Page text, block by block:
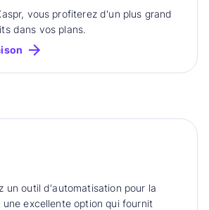
vous profiterez d'un plus grand
dans vos plans.
un outil d'automatisation pour la
excellente option qui fournit